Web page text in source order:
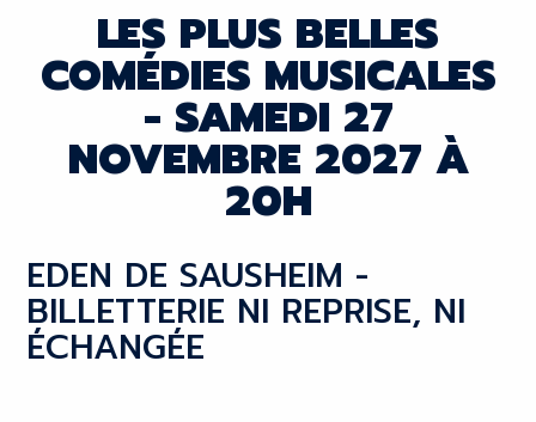
LES PLUS BELLES
COMÉDIES MUSICALES
- SAMEDI 27
NOVEMBRE 2027 À
20H
EDEN DE SAUSHEIM -
BILLETTERIE NI REPRISE, NI
ÉCHANGÉE